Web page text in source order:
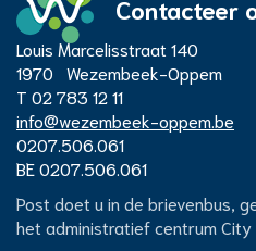
Contacteer
Centrum
City
Adres
Louis Marcelisstraat 140
1970
Wezembeek-Oppem
T 02 783 12 11
E-
mail
info@wezembeek-oppem.be
Ondernemingsnummer
0207.506.061
BTW
BE 0207.506.061
Post doet u in de brievenbus,
het administratief centrum City